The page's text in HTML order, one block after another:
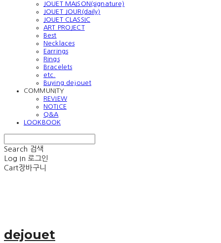
JOUET MAISON(signature)
JOUET JOUR(daily)
JOUET CLASSIC
ART PROJECT
Best
Necklaces
Earrings
Rings
Bracelets
etc.
Buying dejouet
COMMUNITY
REVIEW
NOTICE
Q&A
LOOKBOOK
Search 검색
Log In 로그인
Cart장바구니
dejouet